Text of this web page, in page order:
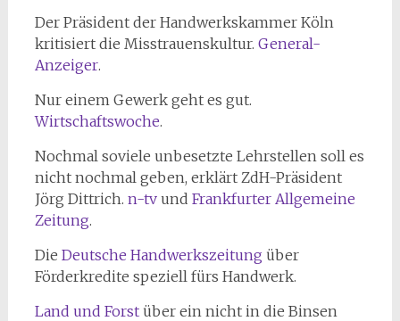
Der Präsident der Handwerkskammer Köln
kritisiert die Misstrauenskultur. General-
Anzeiger.
Nur einem Gewerk geht es gut.
Wirtschaftswoche.
Nochmal soviele unbesetzte Lehrstellen soll es
nicht nochmal geben, erklärt ZdH-Präsident
Jörg Dittrich. n-tvund Frankfurter Allgemeine
Zeitung.
Die Deutsche Handwerkszeitung über
Förderkredite speziell fürs Handwerk.
Land und Forstüber ein nicht in die Binsen